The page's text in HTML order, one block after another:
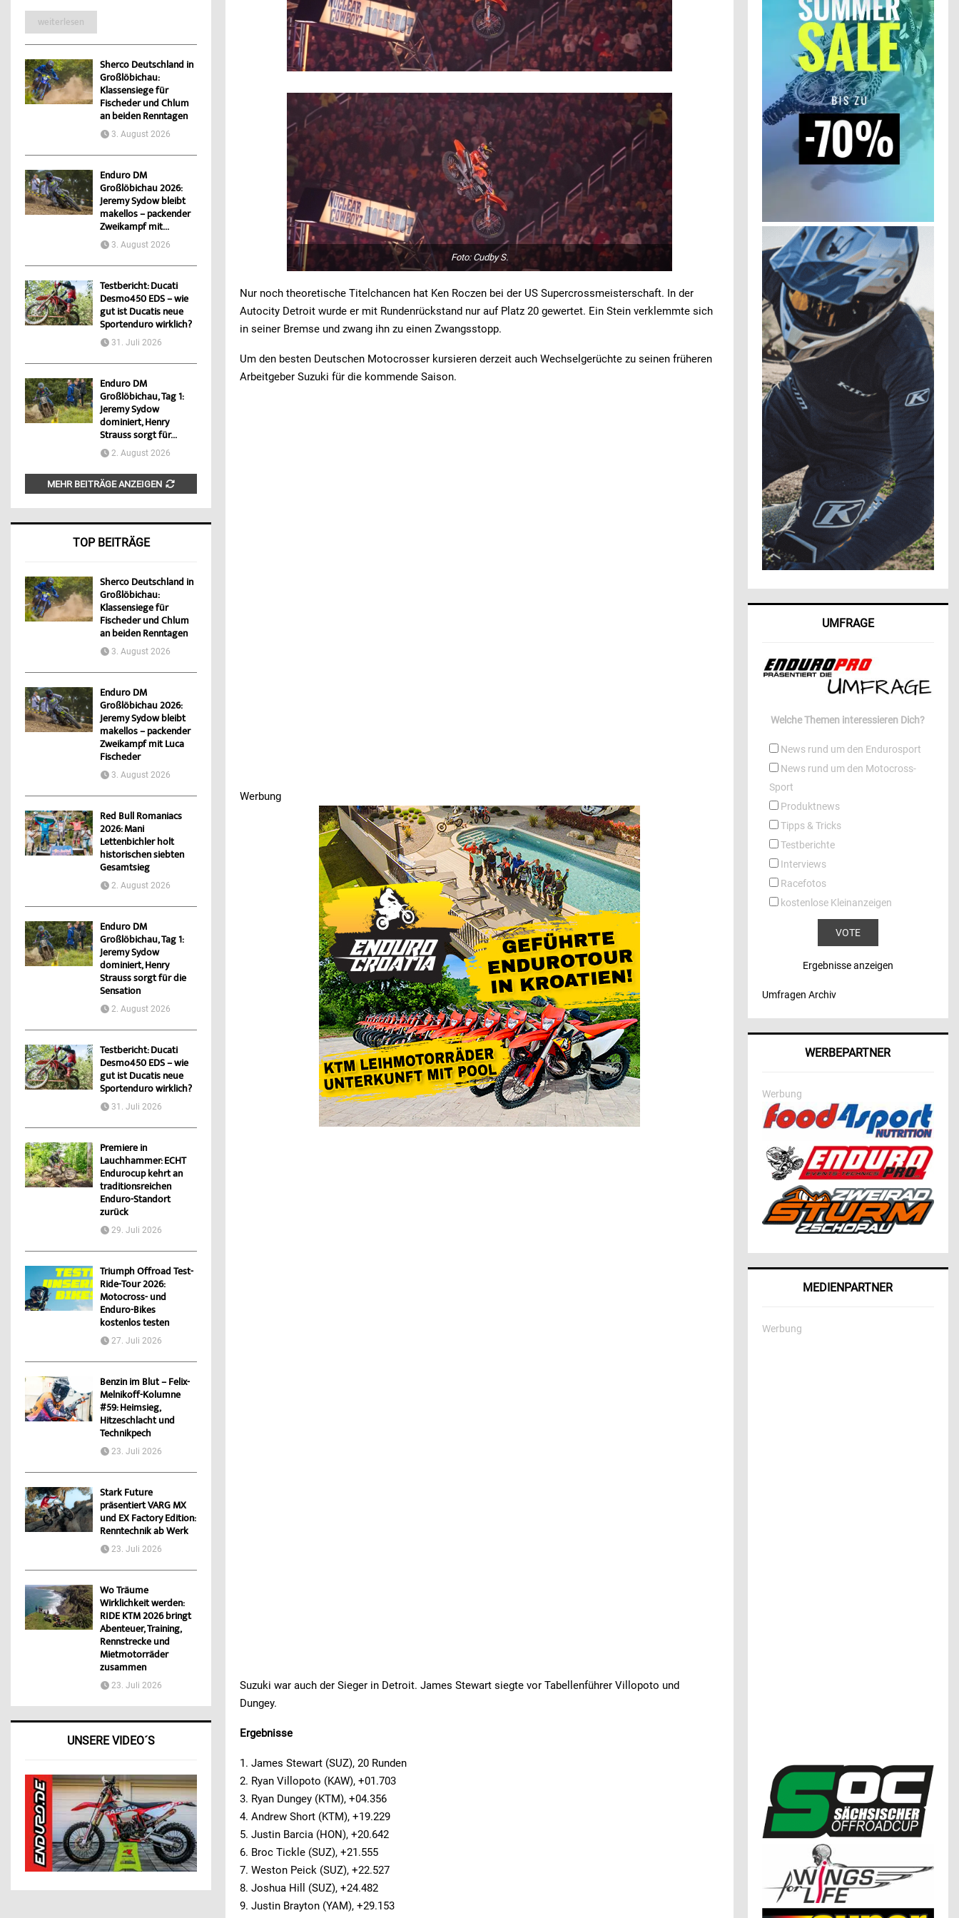
Foto: Cudby S.
Nur noch theoretische Titelchancen hat Ken Roczen bei der US Supercrossmeisterschaft. In der
Autocity Detroit wurde er mit Rundenrückstand nur auf Platz 20 gewertet. Ein Stein verklemmte sich
in seiner Bremse und zwang ihn zu einen Zwangsstopp.
Um den besten Deutschen Motocrosser kursieren derzeit auch Wechselgerüchte zu seinen früheren
Arbeitgeber Suzuki für die kommende Saison.
Werbung
Suzuki war auch der Sieger in Detroit. James Stewart siegte vor Tabellenführer Villopoto und
Dungey.
Ergebnisse
1. James Stewart (SUZ), 20 Runden
2. Ryan Villopoto (KAW), +01.703
3. Ryan Dungey (KTM), +04.356
4. Andrew Short (KTM), +19.229
5. Justin Barcia (HON), +20.642
6. Broc Tickle (SUZ), +21.555
7. Weston Peick (SUZ), +22.527
8. Joshua Hill (SUZ), +24.482
9. Justin Brayton (YAM), +29.153
weiterlesen
Sherco Deutschland in
Großlöbichau:
Klassensiege für
Fischeder und Chlum
an beiden Renntagen
3. August 2026
Enduro DM
Großlöbichau 2026:
Jeremy Sydow bleibt
makellos – packender
Zweikampf mit...
3. August 2026
Testbericht: Ducati
Desmo450 EDS – wie
gut ist Ducatis neue
Sportenduro wirklich?
31. Juli 2026
Enduro DM
Großlöbichau, Tag 1:
Jeremy Sydow
dominiert, Henry
Strauss sorgt für...
2. August 2026
MEHR BEITRÄGE ANZEIGEN
TOP BEITRÄGE
Sherco Deutschland in
Großlöbichau:
Klassensiege für
Fischeder und Chlum
an beiden Renntagen
3. August 2026
Enduro DM
Großlöbichau 2026:
Jeremy Sydow bleibt
makellos – packender
Zweikampf mit Luca
Fischeder
3. August 2026
Red Bull Romaniacs
2026: Mani
Lettenbichler holt
historischen siebten
Gesamtsieg
2. August 2026
Enduro DM
Großlöbichau, Tag 1:
Jeremy Sydow
dominiert, Henry
Strauss sorgt für die
Sensation
2. August 2026
Testbericht: Ducati
Desmo450 EDS – wie
gut ist Ducatis neue
Sportenduro wirklich?
31. Juli 2026
Premiere in
Lauchhammer: ECHT
Endurocup kehrt an
traditionsreichen
Enduro-Standort
zurück
29. Juli 2026
Triumph Offroad Test-
Ride-Tour 2026:
Motocross- und
Enduro-Bikes
kostenlos testen
27. Juli 2026
Benzin im Blut – Felix-
Melnikoff-Kolumne
#59: Heimsieg,
Hitzeschlacht und
Technikpech
23. Juli 2026
Stark Future
präsentiert VARG MX
und EX Factory Edition:
Renntechnik ab Werk
23. Juli 2026
Wo Träume
Wirklichkeit werden:
RIDE KTM 2026 bringt
Abenteuer, Training,
Rennstrecke und
Mietmotorräder
zusammen
23. Juli 2026
UNSERE VIDEO´S
UMFRAGE
Welche Themen interessieren Dich?
News rund um den Endurosport
News rund um den Motocross-
Sport
Produktnews
Tipps & Tricks
Testberichte
Interviews
Racefotos
kostenlose Kleinanzeigen
Ergebnisse anzeigen
Umfragen Archiv
WERBEPARTNER
Werbung
MEDIENPARTNER
Werbung